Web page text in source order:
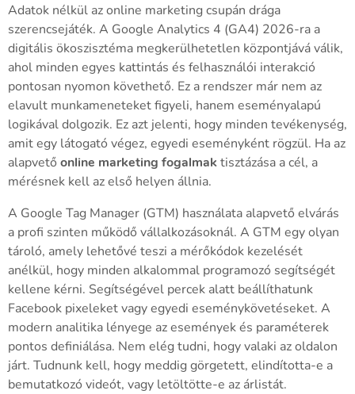
Adatok nélkül az online marketing csupán drága
szerencsejáték. A Google Analytics 4 (GA4) 2026-ra a
digitális ökoszisztéma megkerülhetetlen központjává válik,
ahol minden egyes kattintás és felhasználói interakció
pontosan nyomon követhető. Ez a rendszer már nem az
elavult munkameneteket figyeli, hanem eseményalapú
logikával dolgozik. Ez azt jelenti, hogy minden tevékenység,
amit egy látogató végez, egyedi eseményként rögzül. Ha az
alapvető online marketing fogalmaktisztázása a cél, a
mérésnek kell az első helyen állnia.
A Google Tag Manager (GTM) használata alapvető elvárás
a profi szinten működő vállalkozásoknál. A GTM egy olyan
tároló, amely lehetővé teszi a mérőkódok kezelését
anélkül, hogy minden alkalommal programozó segítségét
kellene kérni. Segítségével percek alatt beállíthatunk
Facebook pixeleket vagy egyedi eseménykövetéseket. A
modern analitika lényege az események és paraméterek
pontos definiálása. Nem elég tudni, hogy valaki az oldalon
járt. Tudnunk kell, hogy meddig görgetett, elindította-e a
bemutatkozó videót, vagy letöltötte-e az árlistát.